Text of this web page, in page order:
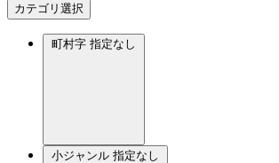
カテゴリ選択
町村字 指定なし
小ジャンル 指定なし